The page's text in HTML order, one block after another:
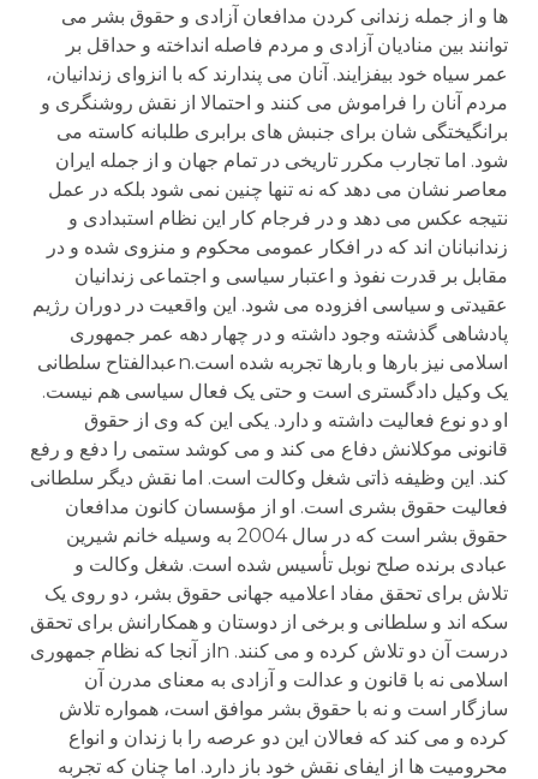
ها و از جمله زندانی کردن مدافعان آزادی و حقوق بشر می
توانند بین منادیان آزادی و مردم فاصله انداخته و حداقل بر
عمر سیاه خود بیفزایند. آنان می پندارند که با انزوای زندانیان،
مردم آنان را فراموش می کنند و احتمالا از نقش روشنگری و
برانگیختگی شان برای جنبش های برابری طلبانه کاسته می
شود. اما تجارب مکرر تاریخی در تمام جهان و از جمله ایران
معاصر نشان می دهد که نه تنها چنین نمی شود بلکه در عمل
نتیجه عکس می دهد و در فرجام کار این نظام استبدادی و
زندانبانان اند که در افکار عمومی محکوم و منزوی شده و در
مقابل بر قدرت نفوذ و اعتبار سیاسی و اجتماعی زندانیان
عقیدتی و سیاسی افزوده می شود. این واقعیت در دوران رژیم
پادشاهی گذشته وجود داشته و در چهار دهه عمر جمهوری
اسلامی نیز بارها و بارها تجربه شده است.nعبدالفتاح سلطانی
یک وکیل دادگستری است و حتی یک فعال سیاسی هم نیست.
او دو نوع فعالیت داشته و دارد. یکی این که وی از حقوق
قانونی موکلانش دفاع می کند و می کوشد ستمی را دفع و رفع
کند. این وظیفه ذاتی شغل وکالت است. اما نقش دیگر سلطانی
فعالیت حقوق بشری است. او از مؤسسان کانون مدافعان
حقوق بشر است که در سال 2004 به وسیله خانم شیرین
عبادی برنده صلح نوبل تأسیس شده است. شغل وکالت و
تلاش برای تحقق مفاد اعلامیه جهانی حقوق بشر، دو روی یک
سکه اند و سلطانی و برخی از دوستان و همکارانش برای تحقق
درست آن دو تلاش کرده و می کنند. nاز آنجا که نظام جمهوری
اسلامی نه با قانون و عدالت و آزادی به معنای مدرن آن
سازگار است و نه با حقوق بشر موافق است، همواره تلاش
کرده و می کند که فعالان این دو عرصه را با زندان و انواع
محرومیت ها از ایفای نقش خود باز دارد. اما چنان که تجربه